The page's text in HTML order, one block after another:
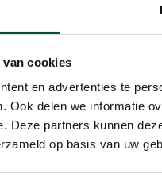
van cookies
en advertenties te
Ook delen we informatie
Deze partners kunnen
op basis van uw
In het verleden
te leven met sporten
beweegprogramma